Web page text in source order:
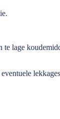
lage